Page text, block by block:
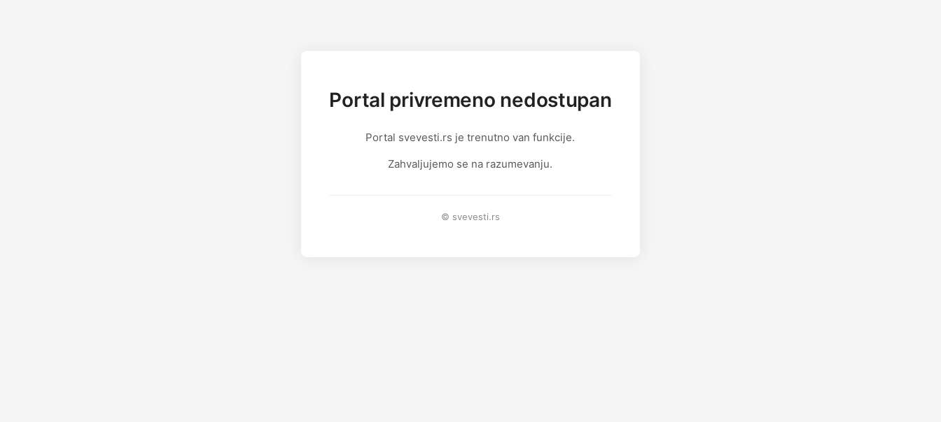
Portal privremeno nedostupan
Portal svevesti.rs je trenutno van funkcije.
Zahvaljujemo se na razumevanju.
© svevesti.rs